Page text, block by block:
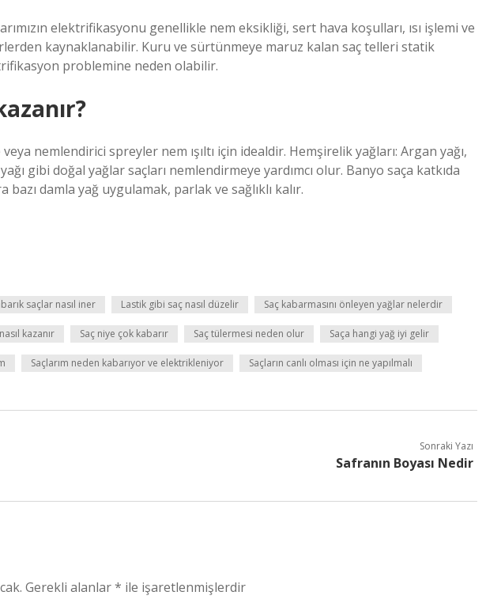
elektrifikasyonu genellikle nem eksikliği, sert hava koşulları, ısı işlemi ve
kaynaklanabilir. Kuru ve sürtünmeye maruz kalan saç telleri statik
problemine neden olabilir.
nemlendirici spreyler nem ışıltı için idealdir. Hemşirelik yağları: Argan yağı,
gibi doğal yağlar saçları nemlendirmeye yardımcı olur. Banyo saça katkıda
damla yağ uygulamak, parlak ve sağlıklı kalır.
saçlar nasıl iner Lastik gibi saç nasıl düzelir Saç kabarmasını önleyen yağlar nelerdir
kazanır Saç niye çok kabarır Saç tülermesi neden olur Saça hangi yağ iyi gelir
Saçlarım neden kabarıyor ve elektrikleniyor Saçların canlı olması için ne yapılmalı
Sonraki Yazı
Safranın Boyası Nedir
Gerekli alanlar* ile işaretlenmişlerdir